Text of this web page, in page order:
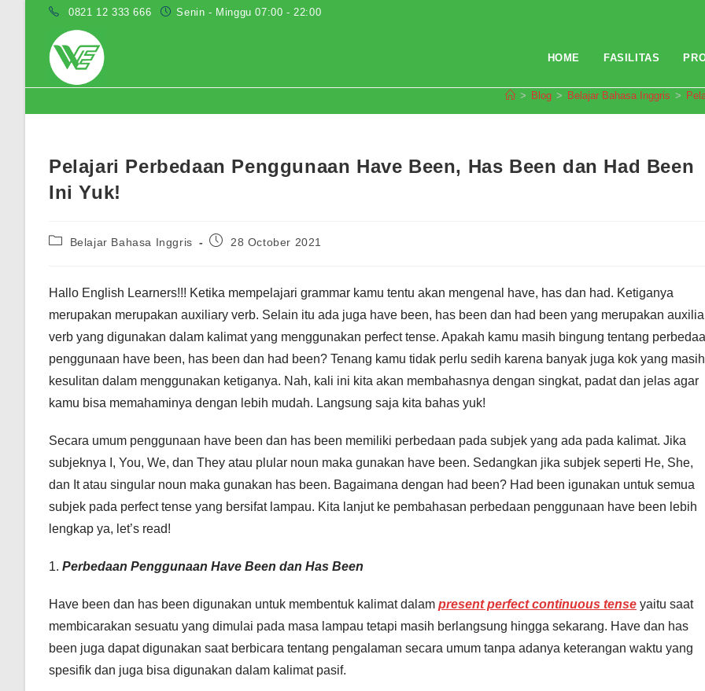
0821 12 333 666 Senin - Minggu 07:00 - 22:00
HOME FASILITAS
> Blog > Belajar Bahasa Inggris >
Pelajari Perbedaan Penggunaan Have Been, Has Been dan Had Been
Ini Yuk!
PostBelajar Bahasa Inggris
Post28 October 2021
Hallo English Learners!!! Ketika mempelajari grammar kamu tentu akan mengenal have, has dan had. Ketiganya
merupakan merupakan auxiliary verb. Selain itu ada juga have been, has been dan had been yang merupakan
verb yang digunakan dalam kalimat yang menggunakan perfect tense. Apakah kamu masih bingung tentang
penggunaan have been, has been dan had been? Tenang kamu tidak perlu sedih karena banyak juga kok yang masih
kesulitan dalam menggunakan ketiganya. Nah, kali ini kita akan membahasnya dengan singkat, padat dan jelas agar
kamu bisa memahaminya dengan lebih mudah. Langsung saja kita bahas yuk!
Secara umum penggunaan have been dan has been memiliki perbedaan pada subjek yang ada pada kalimat. Jika
subjeknya I, You, We, dan They atau plular noun maka gunakan have been. Sedangkan jika subjek seperti He, She,
dan It atau singular noun maka gunakan has been. Bagaimana dengan had been? Had been igunakan untuk semua
subjek pada perfect tense yang bersifat lampau. Kita lanjut ke pembahasan perbedaan penggunaan have been lebih
lengkap ya, let’s read!
1. Perbedaan Penggunaan Have Been dan Has Been
Have been dan has been digunakan untuk membentuk kalimat dalam present perfect continuous tense yaitu saat
membicarakan sesuatu yang dimulai pada masa lampau tetapi masih berlangsung hingga sekarang. Have dan has
been juga dapat digunakan saat berbicara tentang pengalaman secara umum tanpa adanya keterangan waktu yang
spesifik dan juga bisa digunakan dalam kalimat pasif.